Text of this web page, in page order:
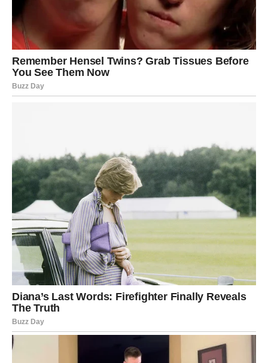
To može biti istina vezana za porodicu, posao ili ljubav. Ali
ono što je sigurno jeste da više ništa neće biti isto.
Oni shvataju da su dugo išli putem koji nije njihov. I ta
spoznaja im daje snagu da krenu novim putem bez